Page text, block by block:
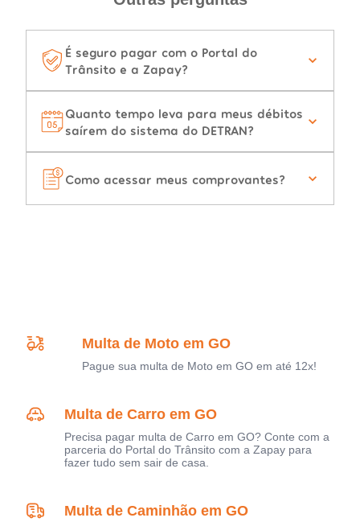
É seguro pagar com o Portal do
Trânsito e a Zapay?
Quanto tempo leva para meus débitos
saírem do sistema do DETRAN?
Como acessar meus comprovantes?
Multa de Moto em GO
Pague sua multa de Moto em GO em até 12x!
Multa de Carro em GO
Precisa pagar multa de Carro em GO? Conte com a
parceria do Portal do Trânsito com a Zapay para
fazer tudo sem sair de casa.
Multa de Caminhão em GO